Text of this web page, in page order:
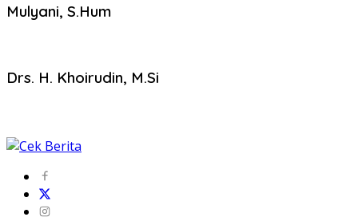
Mulyani, S.Hum
Drs. H. Khoirudin, M.Si